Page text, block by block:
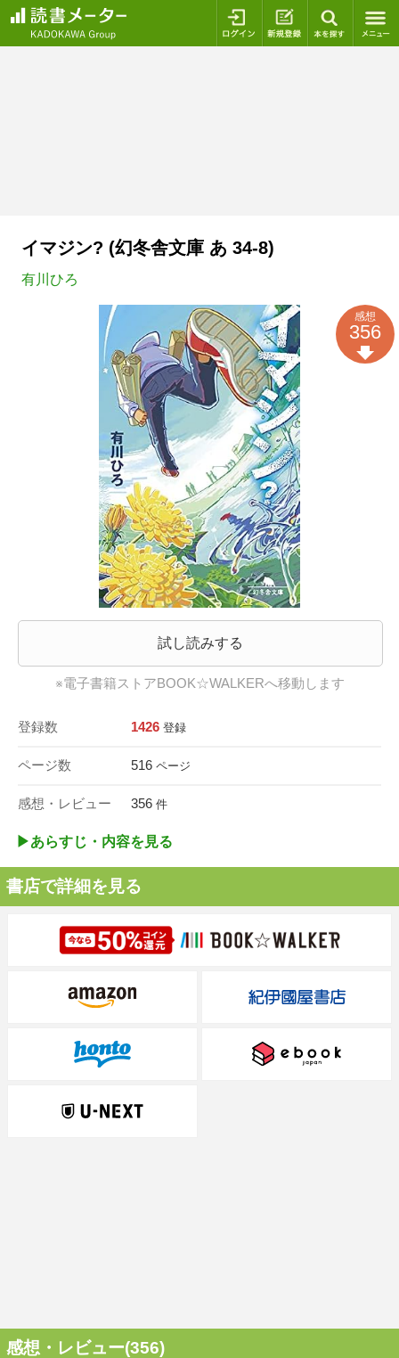
ログイン 新規登録
イマジン? (幻冬舎文庫 あ 34-8)
有川ひろ
試し読みする
※電子書籍ストアBOOK☆WALKERへ移動します
登録数 1426 登録
ページ数 516 ページ
感想・レビュー 356 件
感想
356
▶︎あらすじ・内容を見る
書店で詳細を見る
感想・レビュー(356)